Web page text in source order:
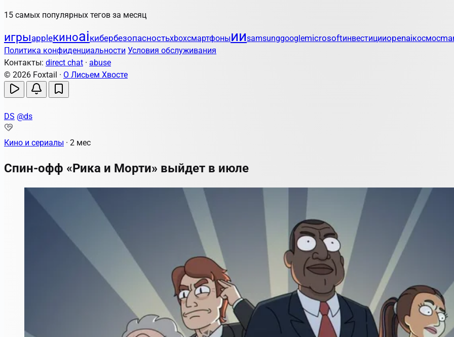
15 самых популярных тегов за месяц
игрыappleкиноaiкибербезопасностьxboxсмартфоныииsamsunggooglemicrosoftинвестицииopenaiкосмос
Политика конфиденциальности Условия обслуживания
Контакты: direct chat · abuse
© 2026 Foxtail · О Лисьем Хвосте
DS @ds
Кино и сериалы · 2 мес
Спин-офф «Рика и Морти» выйдет в июле